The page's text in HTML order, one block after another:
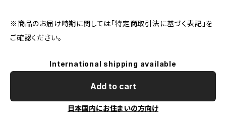
※商品のお届け時期に関しては「特定商取引法に基づく表記」を
ご確認ください。
International shipping available
Add to cart
日本国内にお住まいの方向け